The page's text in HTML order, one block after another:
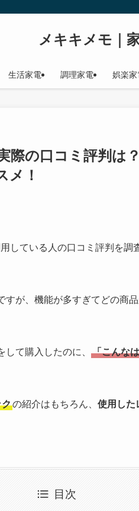
メキキメモ｜
生活家電 調理家電 娯楽家
際の口コミ評判は
メ！
している人の口コミ評判を調
が、機能が多すぎてどの商
て購入したのに、 「こんな
クの紹介はもちろん、 使用した
目次